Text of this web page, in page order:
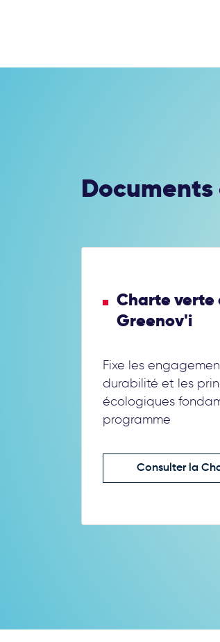
Documents
Charte verte
Greenov'i
Fixe les
durabilité et les
écologiques
programme
Consulter la